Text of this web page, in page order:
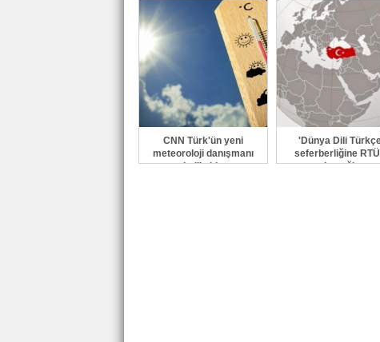
CNN Türk'ün yeni
meteoroloji danışmanı
belli oldu
'Dünya Dili
seferberliğine
desteği...